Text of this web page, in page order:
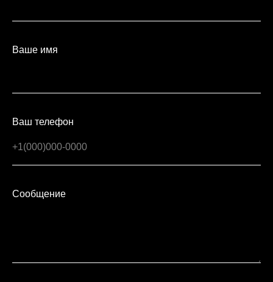
Ваше имя
Ваш телефон
Сообщение